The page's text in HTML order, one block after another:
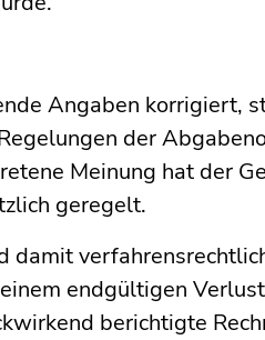
Angaben korrigiert,
der
Meinung hat der
geregelt.
damit
endgültigen
berichtigte